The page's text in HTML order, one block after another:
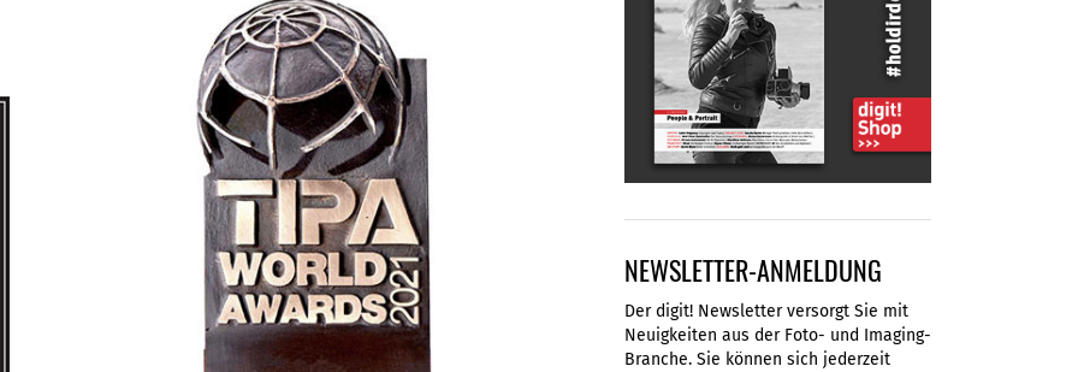
NEWSLETTER-ANMELDUNG
Der digit! Newsletter versorgt Sie mit
Neuigkeiten aus der Foto- und Imaging-
Branche. Sie können sich jederzeit